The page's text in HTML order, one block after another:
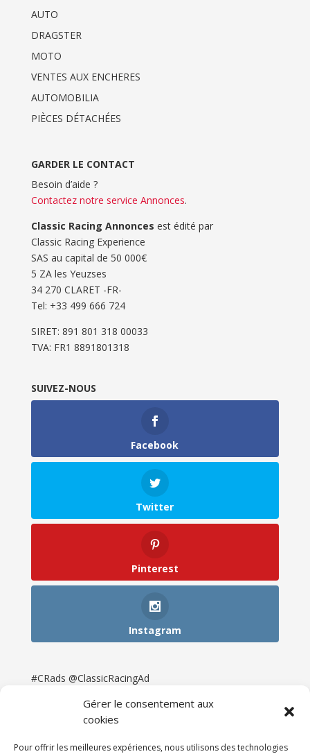
Gérer le consentement aux
cookies
Pour offrir les meilleures expériences, nous utilisons des technologies
AUTO
DRAGSTER
MOTO
VENTES AUX ENCHERES
AUTOMOBILIA
PIÈCES DÉTACHÉES
GARDER LE CONTACT
Besoin d’aide ?
Contactez notre service Annonces.
Classic Racing Annonces est édité par
Classic Racing Experience
SAS au capital de 50 000€
5 ZA les Yeuzses
34 270 CLARET -FR-
Tel: ‭+33 499 666 724‬
SIRET: 891 801 318 00033
TVA: FR1 8891801318
SUIVEZ-NOUS
Facebook
Twitter
Pinterest
Instagram
#CRads @ClassicRacingAd